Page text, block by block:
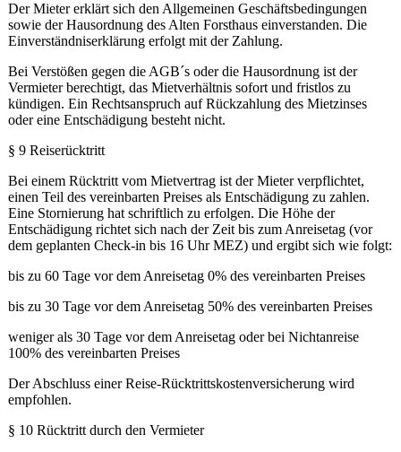
Der Mieter erklärt sich den Allgemeinen Geschäftsbedingungen
sowie der Hausordnung des Alten Forsthaus einverstanden. Die
Einverständniserklärung erfolgt mit der Zahlung.
Bei Verstößen gegen die AGB´s oder die Hausordnung ist der
Vermieter berechtigt, das Mietverhältnis sofort und fristlos zu
kündigen. Ein Rechtsanspruch auf Rückzahlung des Mietzinses
oder eine Entschädigung besteht nicht.
§ 9 Reiserücktritt
Bei einem Rücktritt vom Mietvertrag ist der Mieter verpflichtet,
einen Teil des vereinbarten Preises als Entschädigung zu zahlen.
Eine Stornierung hat schriftlich zu erfolgen. Die Höhe der
Entschädigung richtet sich nach der Zeit bis zum Anreisetag (vor
dem geplanten Check-in bis 16 Uhr MEZ) und ergibt sich wie folgt:
bis zu 60 Tage vor dem Anreisetag 0% des vereinbarten Preises
bis zu 30 Tage vor dem Anreisetag 50% des vereinbarten Preises
weniger als 30 Tage vor dem Anreisetag oder bei Nichtanreise
100% des vereinbarten Preises
Der Abschluss einer Reise-Rücktrittskostenversicherung wird
empfohlen.
§ 10 Rücktritt durch den Vermieter